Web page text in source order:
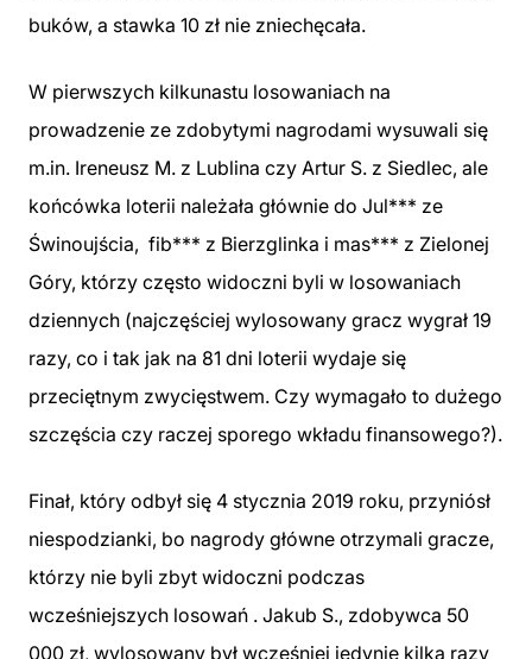
buków, a stawka 10 zł nie zniechęcała.
W pierwszych kilkunastu losowaniach na
prowadzenie ze zdobytymi nagrodami wysuwali się
m.in. Ireneusz M. z Lublina czy Artur S. z Siedlec, ale
końcówka loterii należała głównie do Jul*** ze
Świnoujścia, fib*** z Bierzglinka i mas*** z Zielonej
Góry, którzy często widoczni byli w losowaniach
dziennych (najczęściej wylosowany gracz wygrał 19
razy, co i tak jak na 81 dni loterii wydaje się
przeciętnym zwycięstwem. Czy wymagało to dużego
szczęścia czy raczej sporego wkładu finansowego?).
Finał, który odbył się 4 stycznia 2019 roku, przyniósł
niespodzianki, bo nagrody główne otrzymali gracze,
którzy nie byli zbyt widoczni podczas
wcześniejszych losowań . Jakub S., zdobywca 50
000 zł, wylosowany był wcześniej jedynie kilka razy